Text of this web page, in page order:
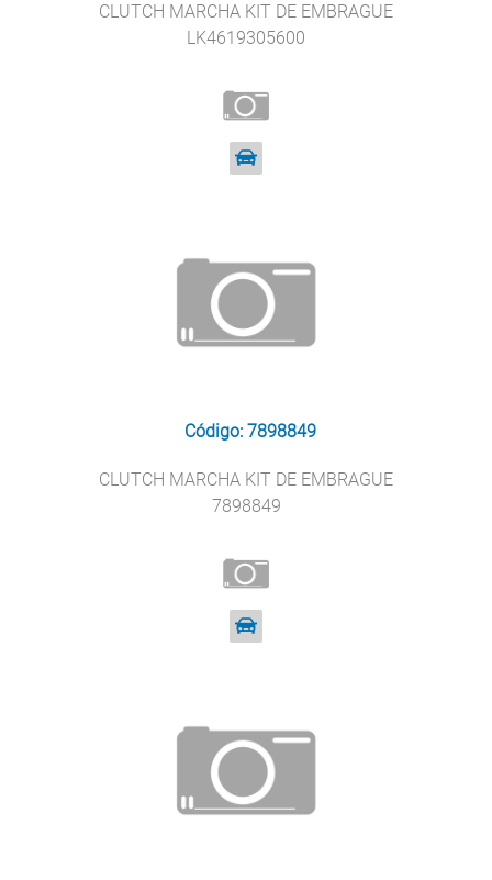
CLUTCH MARCHA KIT DE EMBRAGUE
LK4619305600
Código: 7898849
CLUTCH MARCHA KIT DE EMBRAGUE
7898849